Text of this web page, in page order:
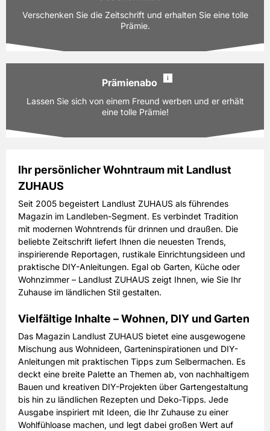
Verschenken Sie die Zeitschrift und erhalten Sie eine tolle
Prämie.
Ausgaben:
5 Hefte für je z.Zt. 6,30 EUR
12 Monate
PAYBACK:
inkl. gesetzl. MwSt. & Versand
Prämienabo i
Lassen Sie sich von einem Freund werben und er erhält
eine tolle Prämie!
Ausgaben:
Laufzeit:
12 Monate
PAYBACK:
20 Basispunkte
Preis 31,50 EUR
inkl. gesetzl. MwSt. & Versand
Prämie auswählen
Ihr persönlicher Wohntraum mit Landlust
ZUHAUS
Seit 2005 begeistert Landlust ZUHAUS als führendes
Magazin im Landleben-Segment. Es verbindet Tradition
mit modernen Wohntrends für drinnen und draußen. Die
beliebte Zeitschrift liefert Ihnen die neuesten Trends,
inspirierende Reportagen, rustikale Einrichtungsideen und
praktische DIY-Anleitungen. Egal ob Garten, Küche oder
Wohnzimmer – Landlust ZUHAUS zeigt Ihnen, wie Sie Ihr
Zuhause im ländlichen Stil gestalten.
Vielfältige Inhalte – Wohnen, DIY und Garten
Das Magazin Landlust ZUHAUS bietet eine ausgewogene
Mischung aus Wohnideen, Garteninspirationen und DIY-
Anleitungen mit praktischen Tipps zum Selbermachen. Es
deckt eine breite Palette an Themen ab, von nachhaltigem
Bauen und kreativen DIY-Projekten über Gartengestaltung
bis hin zu ländlichen Rezepten und Deko-Tipps. Jede
Ausgabe inspiriert mit Ideen, die Ihr Zuhause zu einer
Wohlfühloase machen, und legt dabei großen Wert auf